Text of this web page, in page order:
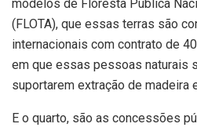
modelos de Floresta Pública
(FLOTA), que essas terras são
internacionais com contrato de
em que essas pessoas naturais
suportarem extração de madeira
E o quarto, são as concessões